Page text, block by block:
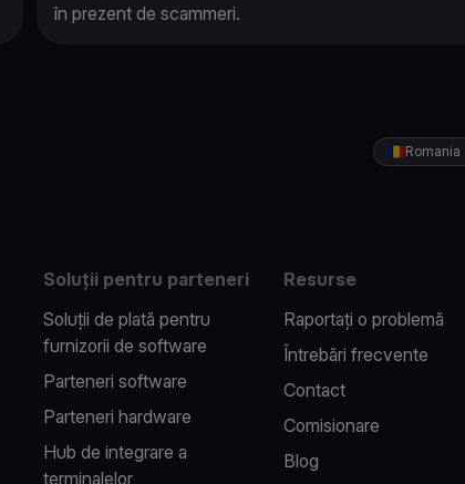
în prezent de scammeri.
Romania
Soluții pentru parteneri
Soluții de plată pentru
furnizorii de software
Parteneri software
Parteneri hardware
Hub de integrare a
terminalelor
Resurse
Raportați o problemă
Întrebări frecvente
Contact
Comisionare
Blog